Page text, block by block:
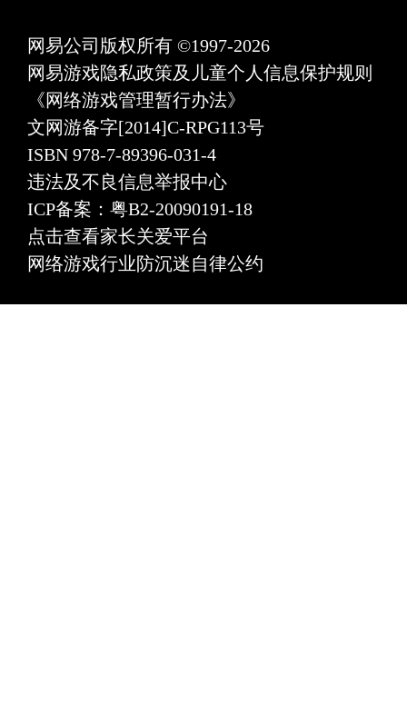
网易公司版权所有 ©1997-2026
网易游戏隐私政策及儿童个人信息保护规则
《网络游戏管理暂行办法》
文网游备字[2014]C-RPG113号
ISBN 978-7-89396-031-4
违法及不良信息举报中心
ICP备案：粤B2-20090191-18
点击查看家长关爱平台
网络游戏行业防沉迷自律公约